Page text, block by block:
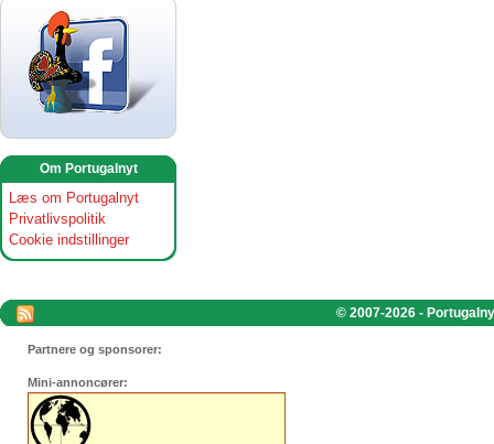
Om Portugalnyt
Læs om Portugalnyt
Privatlivspolitik
Cookie indstillinger
© 2007-2026 -
Partnere og sponsorer:
Mini-annoncører: